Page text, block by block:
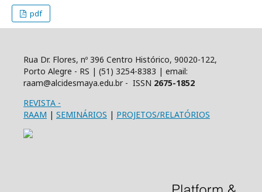
pdf
Rua Dr. Flores, nº 396 Centro Histórico, 90020-122,
Porto Alegre - RS | (51) 3254-8383 | email:
raam@alcidesmaya.edu.br - ISSN 2675-1852
REVISTA -
RAAM | SEMINÁRIOS | PROJETOS/RELATÓRIOS